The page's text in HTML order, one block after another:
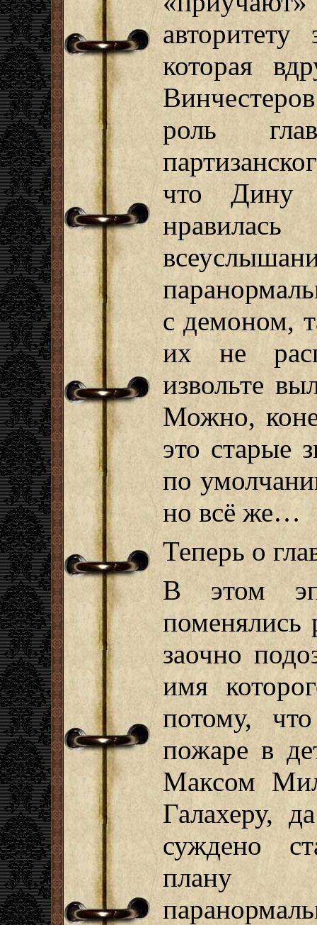
которая
роль
что Дину
с демоном,
их не
извольте
Можно,
это старые
по
но всё же…
Теперь о
В этом
поменялись
заочно
имя
потому,
пожаре в
Максом
Галахеру,
суждено
плану